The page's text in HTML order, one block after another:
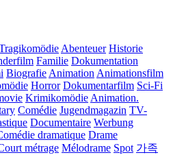
Abenteuer Historie
Familie Dokumentation
Biografie Animation Animationsfilm
Horror Dokumentarfilm Sci-Fi
Krimikomödie Animation.
Comédie Jugendmagazin TV-
Documentaire Werbung
dramatique Drame
métrage Mélodrame Spot 가족